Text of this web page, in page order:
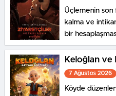
Üçlemenin son
kalma ve
bir
bir kez karşı
Keloğlan ve
7 Ağustos 2026
Köyde